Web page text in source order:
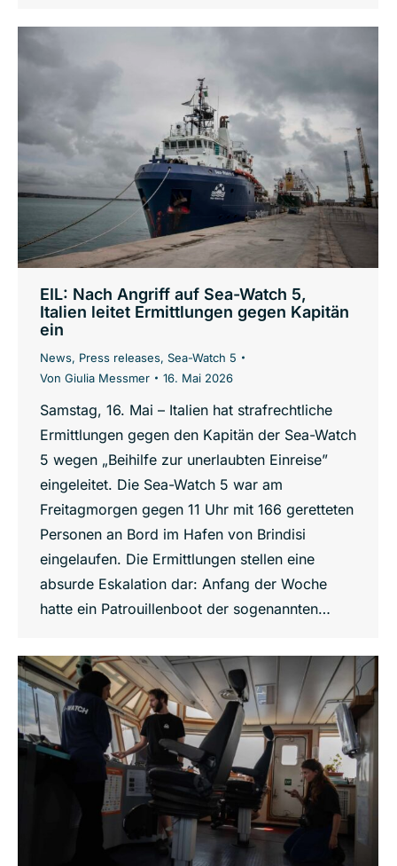
EIL: Nach Angriff auf Sea-Watch 5,
Italien leitet Ermittlungen gegen Kapitän
ein
News, Press releases, Sea-Watch 5
Von Giulia Messmer 16. Mai 2026
Samstag, 16. Mai – Italien hat strafrechtliche
Ermittlungen gegen den Kapitän der Sea-Watch
5 wegen „Beihilfe zur unerlaubten Einreise”
eingeleitet. Die Sea-Watch 5 war am
Freitagmorgen gegen 11 Uhr mit 166 geretteten
Personen an Bord im Hafen von Brindisi
eingelaufen. Die Ermittlungen stellen eine
absurde Eskalation dar: Anfang der Woche
hatte ein Patrouillenboot der sogenannten…